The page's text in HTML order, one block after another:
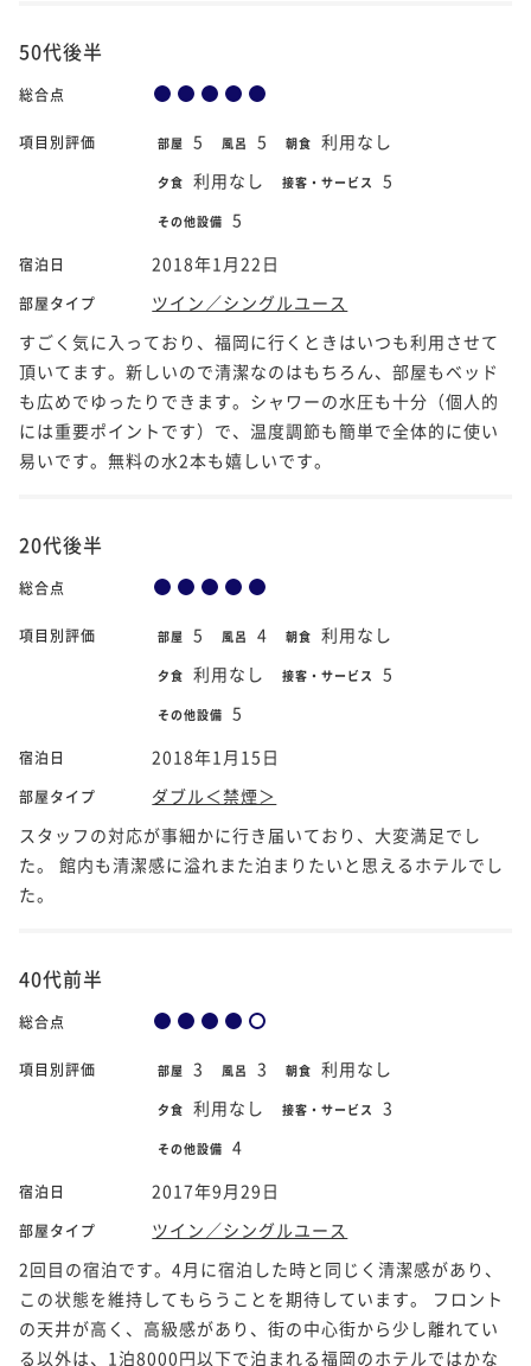
50代後半
総合点
項目別評価 部屋 5 風呂 5 朝食 利用なし
夕食 利用なし 接客・サービス 5
その他設備 5
宿泊日 2018年1月22日
部屋タイプ
ツイン／シングルユース
すごく気に入っており、福岡に行くときはいつも利用させて
頂いてます。新しいので清潔なのはもちろん、部屋もベッド
も広めでゆったりできます。シャワーの水圧も十分（個人的
には重要ポイントです）で、温度調節も簡単で全体的に使い
易いです。無料の水2本も嬉しいです。
20代後半
総合点
項目別評価 部屋 5 風呂 4 朝食 利用なし
夕食 利用なし 接客・サービス 5
その他設備 5
宿泊日 2018年1月15日
部屋タイプ
ダブル＜禁煙＞
スタッフの対応が事細かに行き届いており、大変満足でし
た。 館内も清潔感に溢れまた泊まりたいと思えるホテルでし
た。
40代前半
総合点
項目別評価 部屋 3 風呂 3 朝食 利用なし
夕食 利用なし 接客・サービス 3
その他設備 4
宿泊日 2017年9月29日
部屋タイプ
ツイン／シングルユース
2回目の宿泊です。4月に宿泊した時と同じく清潔感があり、
この状態を維持してもらうことを期待しています。 フロント
の天井が高く、高級感があり、街の中心街から少し離れてい
る以外は、1泊8000円以下で泊まれる福岡のホテルではかな